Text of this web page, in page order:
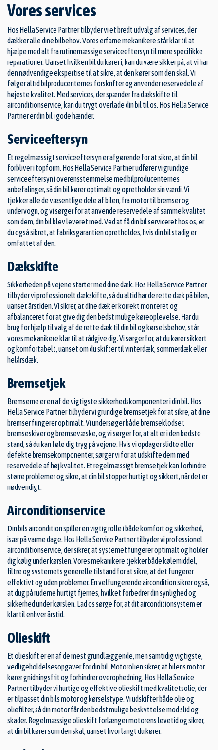
Vores services
Hos Hella Service Partner tilbyder vi et bredt udvalg af services, der
dækker alle dine bilbehov. Vores erfarne mekanikere står klar til at
hjælpe med alt fra rutinemæssige serviceeftersyn til mere specifikke
reparationer. Uanset hvilken bil du kører i, kan du være sikker på, at vi har
den nødvendige ekspertise til at sikre, at den kører som den skal. Vi
følger altid bilproducenternes forskrifter og anvender reservedele af
højeste kvalitet. Med services, der spænder fra dækskifte til
airconditionservice, kan du trygt overlade din bil til os. Hos Hella Service
Partner er din bil i gode hænder.
Serviceeftersyn
Et regelmæssigt serviceeftersyn er afgørende for at sikre, at din bil
forbliver i topform. Hos Hella Service Partner udfører vi grundige
serviceeftersyn i overensstemmelse med bilproducenternes
anbefalinger, så din bil kører optimalt og opretholder sin værdi. Vi
tjekker alle de væsentlige dele af bilen, fra motor til bremser og
undervogn, og vi sørger for at anvende reservedele af samme kvalitet
som dem, din bil blev leveret med. Ved at få din bil serviceret hos os, er
du også sikret, at fabriksgarantien opretholdes, hvis din bil stadig er
omfattet af den.
Dækskifte
Sikkerheden på vejene starter med dine dæk. Hos Hella Service Partner
tilbyder vi professionelt dækskifte, så du altid har de rette dæk på bilen,
uanset årstiden. Vi sikrer, at dine dæk er korrekt monteret og
afbalanceret for at give dig den bedst mulige køreoplevelse. Har du
brug for hjælp til valg af de rette dæk til din bil og kørselsbehov, står
vores mekanikere klar til at rådgive dig. Vi sørger for, at du kører sikkert
og komfortabelt, uanset om du skifter til vinterdæk, sommerdæk eller
helårsdæk.
Bremsetjek
Bremserne er en af de vigtigste sikkerhedskomponenter i din bil. Hos
Hella Service Partner tilbyder vi grundige bremsetjek for at sikre, at dine
bremser fungerer optimalt. Vi undersøger både bremseklodser,
bremseskiver og bremsevæske, og vi sørger for, at alt er i den bedste
stand, så du kan føle dig tryg på vejene. Hvis vi opdager slidte eller
defekte bremsekomponenter, sørger vi for at udskifte dem med
reservedele af høj kvalitet. Et regelmæssigt bremsetjek kan forhindre
større problemer og sikre, at din bil stopper hurtigt og sikkert, når det er
nødvendigt.
Airconditionservice
Din bils aircondition spiller en vigtig rolle i både komfort og sikkerhed,
især på varme dage. Hos Hella Service Partner tilbyder vi professionel
airconditionservice, der sikrer, at systemet fungerer optimalt og holder
dig kølig under kørslen. Vores mekanikere tjekker både kølemiddel,
filtre og systemets generelle tilstand for at sikre, at det fungerer
effektivt og uden problemer. En velfungerende aircondition sikrer også,
at dug på ruderne hurtigt fjernes, hvilket forbedrer din synlighed og
sikkerhed under kørslen. Lad os sørge for, at dit airconditionsystem er
klar til enhver årstid.
Olieskift
Et olieskift er en af de mest grundlæggende, men samtidig vigtigste,
vedligeholdelsesopgaver for din bil. Motorolien sikrer, at bilens motor
kører gnidningsfrit og forhindrer overophedning. Hos Hella Service
Partner tilbyder vi hurtige og effektive olieskift med kvalitetsolie, der
er tilpasset din bils motor og kørselstype. Vi udskifter både olie og
oliefilter, så din motor får den bedst mulige beskyttelse mod slid og
skader. Regelmæssige olieskift forlænger motorens levetid og sikrer,
at din bil kører som den skal, uanset hvor langt du kører.